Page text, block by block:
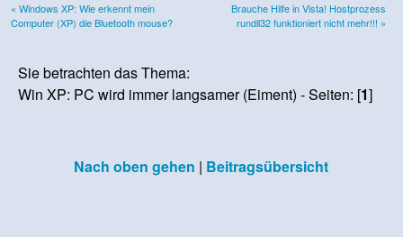
« Windows XP: Wie erkennt mein
Computer (XP) die Bluetooth mouse?
Brauche Hilfe in Vista! Hostprozess
rundll32 funktioniert nicht mehr!!! »
Sie betrachten das Thema:
Win XP: PC wird immer langsamer (Eiment) - Seiten: [1]
Nach oben gehen | Beitragsübersicht